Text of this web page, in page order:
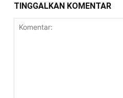
TINGGALKAN KOMENTAR